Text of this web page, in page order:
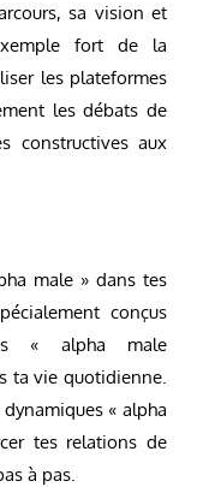
sa vision et
fort de la
les plateformes
les débats de
constructives aux
male » dans tes
conçus
« alpha male
ta vie quotidienne.
« alpha
tes relations de
à pas.